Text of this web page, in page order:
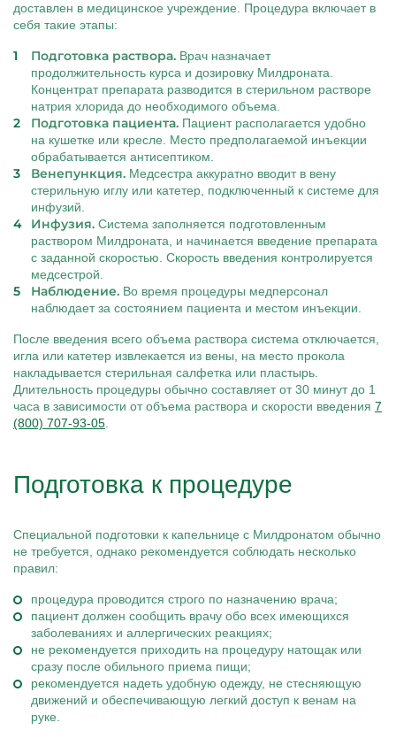
доставлен в медицинское учреждение. Процедура включает в
себя такие этапы:
Подготовка раствора. Врач назначает
продолжительность курса и дозировку Милдроната.
Концентрат препарата разводится в стерильном растворе
натрия хлорида до необходимого объема.
Подготовка пациента. Пациент располагается удобно
на кушетке или кресле. Место предполагаемой инъекции
обрабатывается антисептиком.
Венепункция. Медсестра аккуратно вводит в вену
стерильную иглу или катетер, подключенный к системе для
инфузий.
Инфузия. Система заполняется подготовленным
раствором Милдроната, и начинается введение препарата
с заданной скоростью. Скорость введения контролируется
медсестрой.
Наблюдение. Во время процедуры медперсонал
наблюдает за состоянием пациента и местом инъекции.
После введения всего объема раствора система отключается,
игла или катетер извлекается из вены, на место прокола
накладывается стерильная салфетка или пластырь.
Длительность процедуры обычно составляет от 30 минут до 1
часа в зависимости от объема раствора и скорости введения 7
(800) 707-93-05
Подготовка к процедуре
Специальной подготовки к капельнице с Милдронатом обычно
не требуется, однако рекомендуется соблюдать несколько
правил:
процедура проводится строго по назначению врача;
пациент должен сообщить врачу обо всех имеющихся
заболеваниях и аллергических реакциях;
не рекомендуется приходить на процедуру натощак или
сразу после обильного приема пищи;
рекомендуется надеть удобную одежду, не стесняющую
движений и обеспечивающую легкий доступ к венам на
руке.